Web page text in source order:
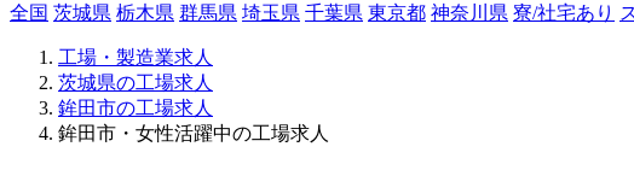
全国 茨城県 栃木県 群馬県 埼玉県 千葉県 東京都 神奈川県 寮/社宅あり
工場・製造業求人
茨城県の工場求人
鉾田市の工場求人
鉾田市・女性活躍中の工場求人